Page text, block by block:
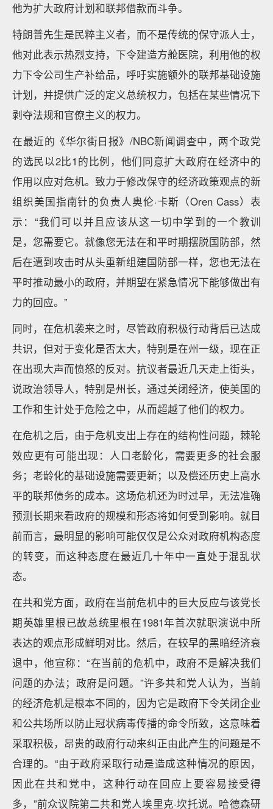
他为扩大政府计划和联邦借款而斗争。
特朗普先生是民粹主义者，而不是传统的保守派人士，
他对此表示热烈支持，下令建造方舱医院，利用他的权
力下令公司生产补给品，呼吁实施额外的联邦基础设施
计划，并提供广泛的定义总统权力，包括在某些情况下
剥夺法规和官僚主义的权力。
在最近的《华尔街日报》/NBC新闻调查中，两个政党
的选民以2比1的比例，他们同意扩大政府在经济中的
作用以应对危机。致力于修改保守的经济政策观点的新
组织美国指南针的负责人奥伦·卡斯（Oren Cass）表
示：“我们可以并且应该从这一切中学到的一个教训
是，您需要它。就像您无法在和平时期摆脱国防部，然
后在遭到攻击时从头重新组建国防部一样，您也无法在
平时推动最小的政府，并期望在紧急情况下能够做出有
力的回应。”
同时，在危机袭来之时，尽管政府积极行动背后已达成
共识，但对于变化是否太大，特别是在州一级，现在正
在出现大声而愤怒的反对。抗议者最近几天走上街头，
说政治领导人，特别是州长，通过关闭经济，使美国的
工作和生计处于危险之中，从而超越了他们的权力。
在危机之后，由于危机支出上存在的结构性问题，棘轮
效应更有可能出现：人口老龄化，需要更多的社会服
务；老龄化的基础设施需要更新；以及偿还历史上高水
平的联邦债务的成本。这场危机还为时过早，无法准确
预测长期来看政府的规模和形态将如何受到影响。就目
前而言，最明显的影响可能仅仅是公众对政府机构态度
的转变，而这种态度在最近几十年中一直处于混乱状
态。
在共和党方面，政府在当前危机中的巨大反应与该党长
期英雄里根已故总统里根在1981年首次就职演说中所
表达的观点形成鲜明对比。然后，在较早的黑暗经济衰
退中，他宣称：“在当前的危机中，政府不是解决我们
问题的办法；政府是问题。”许多共和党人认为，当前
的经济危机是根本不同的，因为它是政府下令关闭企业
和公共场所以防止冠状病毒传播的命令所致，这意味着
采取积极，昂贵的政府行动来纠正由此产生的问题是不
合理的。“由于政府采取行动是造成这种情况的原因，
因此在共和党中，这种行动在回应上要容易接受得
多，”前众议院第二共和党人埃里克·坎托说。哈德森研